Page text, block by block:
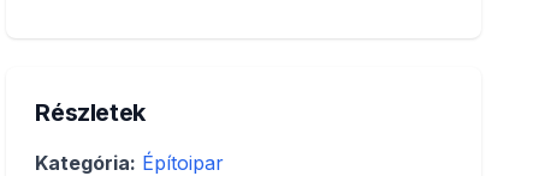
Részletek
Kategória: Építoipar